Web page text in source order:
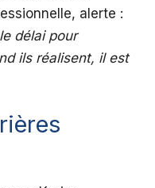
alerte :
délai pour
ils réalisent, il est